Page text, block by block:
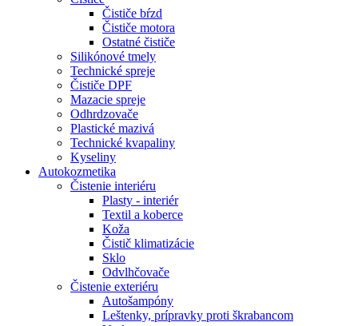
Čističe bŕzd
Čističe motora
Ostatné čističe
Silikónové tmely
Technické spreje
Čističe DPF
Mazacie spreje
Odhrdzovače
Plastické mazivá
Technické kvapaliny
Kyseliny
Autokozmetika
Čistenie interiéru
Plasty - interiér
Textil a koberce
Koža
Čistič klimatizácie
Sklo
Odvlhčovače
Čistenie exteriéru
Autošampóny
Leštenky, prípravky proti škrabancom